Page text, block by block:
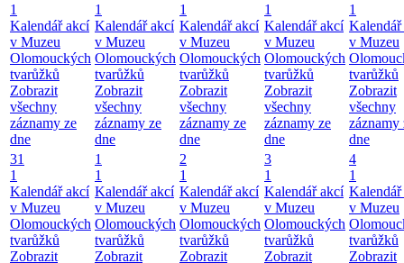
1
Kalendář akcí
v Muzeu
Olomouckých
tvarůžků
Zobrazit
všechny
záznamy ze
dne
1
Kalendář akcí
v Muzeu
Olomouckých
tvarůžků
Zobrazit
všechny
záznamy ze
dne
1
Kalendář akcí
v Muzeu
Olomouckých
tvarůžků
Zobrazit
všechny
záznamy ze
dne
1
Kalendář akcí
v Muzeu
Olomouckých
tvarůžků
Zobrazit
všechny
záznamy ze
dne
1
v Muzeu
tvarůžků
Zobrazit
všechny
záznamy
dne
31
1
Kalendář akcí
v Muzeu
Olomouckých
tvarůžků
Zobrazit
1
1
Kalendář akcí
v Muzeu
Olomouckých
tvarůžků
Zobrazit
2
1
Kalendář akcí
v Muzeu
Olomouckých
tvarůžků
Zobrazit
3
1
Kalendář akcí
v Muzeu
Olomouckých
tvarůžků
Zobrazit
4
1
v Muzeu
tvarůžků
Zobrazit